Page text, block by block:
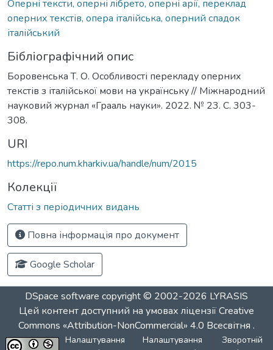
Оперні тексти, оперні лібрето, оперні арії, переклад
оперних текстів, опера італійська, оперний спадок
італійський
Бібліографічний опис
Боровенська Т. О. Особливості перекладу оперних
текстів з італійської мови на українську // Міжнародний
науковий журнал «Грааль науки». 2022. № 23. С. 303-
308.
URI
https://repo.num.kharkiv.ua/handle/num/2015
Колекції
Статті з періодичних видань
Повна інформація про документ
Google Scholar
DSpace software copyright © 2002-2026 LYRASIS
Цей контент доступний на умовах ліцензіїCreative
Commons «Attribution-NonCommercial» 4.0 Всесвітня .
Налаштування
Налаштування
Зворотній